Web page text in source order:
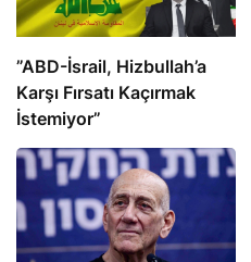
​​​​​​​”ABD-İsrail, Hizbullah’a
Karşı Fırsatı Kaçırmak
İstemiyor”